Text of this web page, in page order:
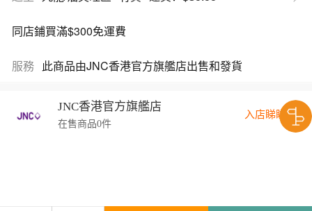
同店鋪買滿$300免運費
服務 此商品由JNC香港官方旗艦店出售和發貨
JNC香港官方旗艦店
在售商品0件
入店睇睇